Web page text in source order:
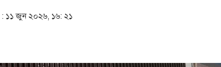
১১ জুন ২০২৬, ১৬: ২১